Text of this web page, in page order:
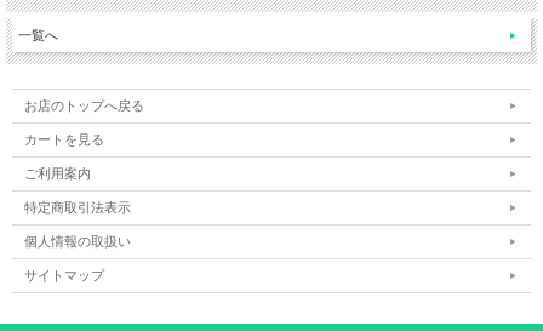
一覧へ
お店のトップへ戻る
カートを見る
ご利用案内
特定商取引法表示
個人情報の取扱い
サイトマップ